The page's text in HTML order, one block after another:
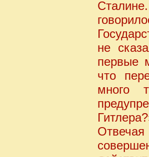
не
первые
что
много